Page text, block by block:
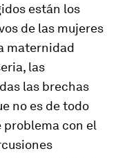
están los
de las mujeres
maternidad
las
las brechas
no es de todo
problema con el